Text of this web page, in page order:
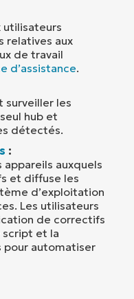
utilisateurs
relatives aux
de travail
d’assistance.
surveiller les
hub et
détectés.
:
auxquels
et diffuse les
d’exploitation
Les utilisateurs
de correctifs
et la
automatiser